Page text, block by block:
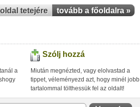
tetejére tovább a főoldalra »
a
Szólj hozzá
Miután megnézted, vagy elolvastad a
tippet, véleményezd azt, hogy minél jobb
tartalommal tölthessük fel az oldalt!